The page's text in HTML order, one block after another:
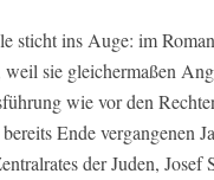
sticht ins Auge: im
sie gleichermaßen
wie vor den
Ende vergangenen
der Juden, Josef